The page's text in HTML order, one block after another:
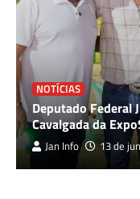
NOTÍCIAS
Deputado Federal
Cavalgada da
Jan Info 13 de